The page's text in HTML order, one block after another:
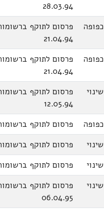
28.03.94
כפופה
פרסום לתוקף
21.04.94
כפופה
פרסום לתוקף
21.04.94
שינוי
פרסום לתוקף
12.05.94
כפופה
פרסום לתוקף ברשומות
שינוי
פרסום לתוקף ברשומות
שינוי
פרסום לתוקף ברשומות
שינוי
פרסום לתוקף
06.04.95